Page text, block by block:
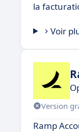
la
Voir
Version
Ramp